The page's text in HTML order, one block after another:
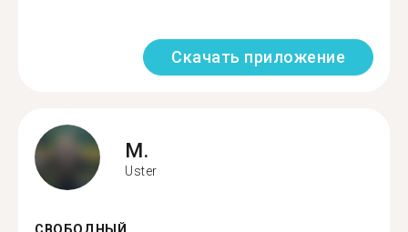
Скачать приложение
M.
Uster